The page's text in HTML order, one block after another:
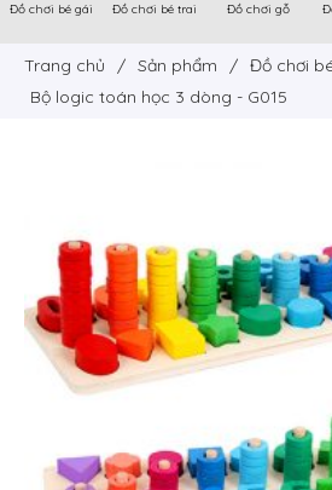
Đồ chơi bé gái Đồ chơi bé trai Đồ chơi gỗ
Trang chủ / Sản phẩm / Đồ chơi
Bộ logic toán học 3 dòng - G015